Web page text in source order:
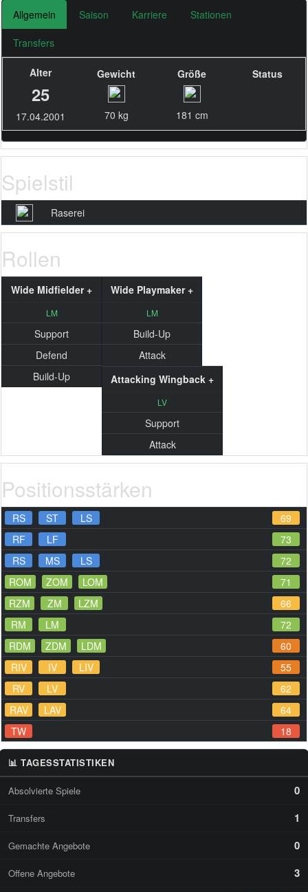
Allgemein Saison Karriere Stationen
Transfers
Alter
25
17.04.2001
Gewicht
70 kg
Größe
181 cm
Status
Spielstil
Raserei
Rollen
Wide Midfielder +
LM
Support
Defend
Build-Up
Wide Playmaker +
LM
Build-Up
Attack
Attacking Wingback +
LV
Support
Attack
Positionsstärken
RS ST LS
69
RF
LF
73
RS
MS LS
72
ROM
ZOM LOM
71
RZM
ZM LZM
66
RM
LM
72
RDM
ZDM LDM
60
RIV
IV LIV
55
RV
LV
62
RAV
LAV
64
TW
18
📊 TAGESSTATISTIKEN
Absolvierte Spiele 0
Transfers 1
Gemachte Angebote 0
Offene Angebote 3